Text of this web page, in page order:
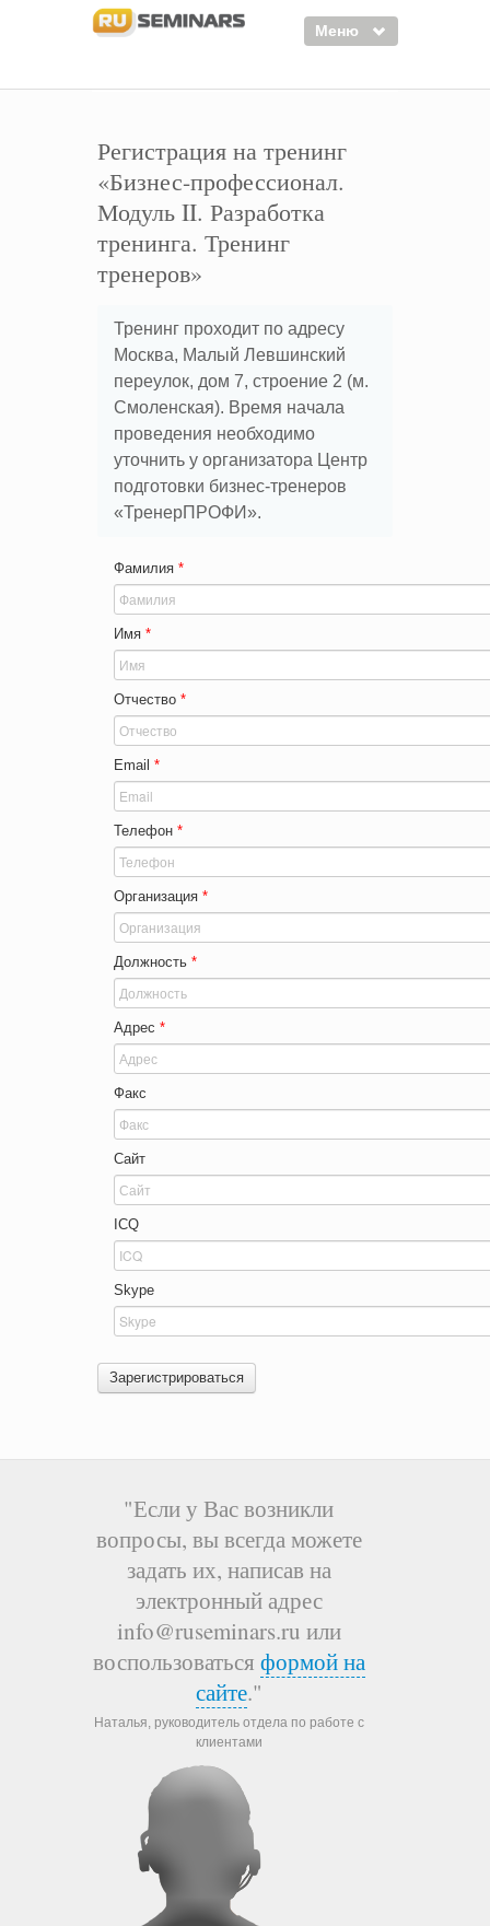
Меню
Курсы
Тренинги
Организаторы
Лектора
Регистрация
Регистрация на тренинг
«Бизнес-профессионал.
Модуль II. Разработка
тренинга. Тренинг
тренеров»
Тренинг проходит по адресу
Москва, Малый Левшинский
переулок, дом 7, строение 2 (м.
Смоленская). Время начала
проведения необходимо
уточнить у организатора Центр
подготовки бизнес-тренеров
«ТренерПРОФИ».
Фамилия *
Имя *
Отчество *
Email *
Телефон *
Организация *
Должность *
Адрес *
Факс
Сайт
ICQ
Skype
Зарегистрироваться
"Если у Вас возникли
вопросы, вы всегда можете
задать их, написав на
электронный адрес
info@ruseminars.ru или
воспользоваться формой на
сайте."
Наталья, руководитель отдела по работе с
клиентами